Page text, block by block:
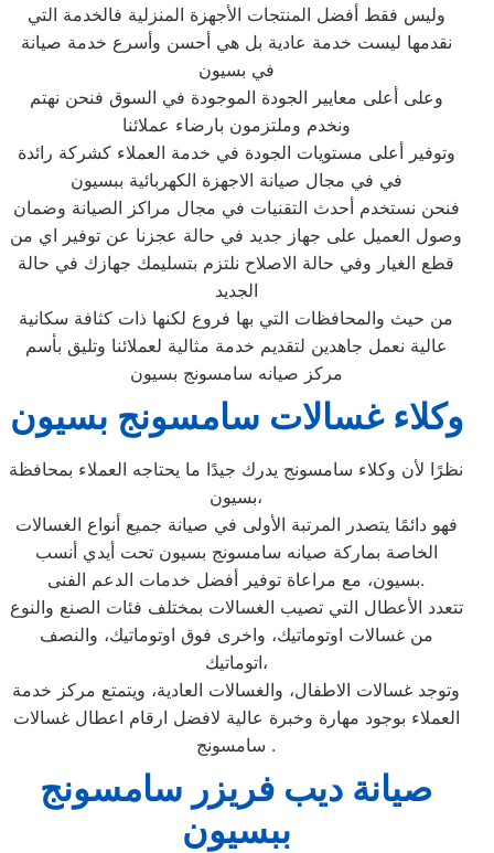
وليس فقط أفضل المنتجات الأجهزة المنزلية فالخدمة التي
نقدمها ليست خدمة عادية بل هي أحسن وأسرع خدمة صيانة
في بسيون
وعلى أعلى معايير الجودة الموجودة في السوق فنحن نهتم
ونخدم وملتزمون بارضاء عملائنا
وتوفير أعلى مستويات الجودة في خدمة العملاء كشركة رائدة
في في مجال صيانة الاجهزة الكهربائية ببسيون
فنحن نستخدم أحدث التقنيات في مجال مراكز الصيانة وضمان
وصول العميل على جهاز جديد في حالة عجزنا عن توفير اي من
قطع الغيار وفي حالة الاصلاح نلتزم بتسليمك جهازك في حالة
الجديد
من حيث والمحافظات التي بها فروع لكنها ذات كثافة سكانية
عالية نعمل جاهدين لتقديم خدمة مثالية لعملائنا وتليق بأسم
مركز صيانه سامسونج بسيون
وكلاء غسالات سامسونج بسيون
نظرًا لأن وكلاء سامسونج يدرك جيدًا ما يحتاجه العملاء بمحافظة
بسيون،
فهو دائمًا يتصدر المرتبة الأولى في صيانة جميع أنواع الغسالات
الخاصة بماركة صيانه سامسونج بسيون تحت أيدي أنسب
بسيون، مع مراعاة توفير أفضل خدمات الدعم الفنى.
تتعدد الأعطال التي تصيب الغسالات بمختلف فئات الصنع والنوع
من غسالات اوتوماتيك، واخرى فوق اوتوماتيك، والنصف
اتوماتيك،
وتوجد غسالات الاطفال، والغسالات العادية، ويتمتع مركز خدمة
العملاء بوجود مهارة وخبرة عالية لافضل ارقام اعطال غسالات
سامسونج .
صيانة ديب فريزر سامسونج
ببسيون